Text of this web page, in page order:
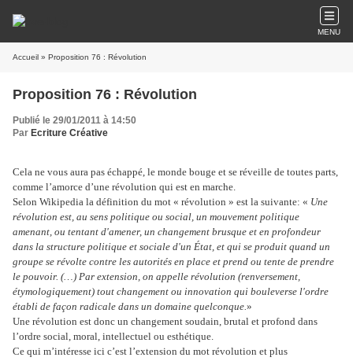
MENU
Accueil » Proposition 76 : Révolution
Proposition 76 : Révolution
Publié le 29/01/2011 à 14:50
Par Ecriture Créative
Cela ne vous aura pas échappé, le monde bouge et se réveille de toutes parts,
comme l’amorce d’une révolution qui est en marche.
Selon Wikipedia la définition du mot « révolution » est la suivante: « Une
révolution est, au sens politique ou social, un mouvement politique
amenant, ou tentant d'amener, un changement brusque et en profondeur
dans la structure politique et sociale d'un État, et qui se produit quand un
groupe se révolte contre les autorités en place et prend ou tente de prendre
le pouvoir. (…) Par extension, on appelle révolution (renversement,
étymologiquement) tout changement ou innovation qui bouleverse l'ordre
établi de façon radicale dans un domaine quelconque.»
Une révolution est donc un changement soudain, brutal et profond dans
l’ordre social, moral, intellectuel ou esthétique.
Ce qui m’intéresse ici c’est l’extension du mot révolution et plus